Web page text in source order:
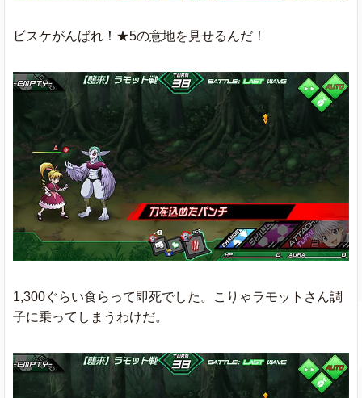
ビスケがんばれ！★5の意地を見せるんだ！
1,300ぐらい食らって即死でした。こりゃラモットさん調
子に乗ってしまうわけだ。